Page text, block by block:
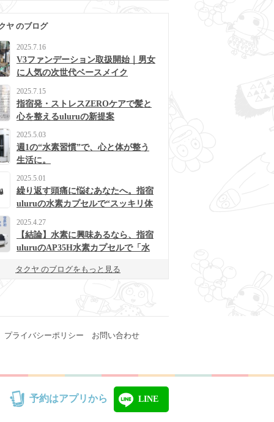
ヤ のブログ
2025.7.16
V3ファンデーション取扱開始｜男女
に人気の次世代ベースメイク
2025.7.15
指宿発・ストレスZEROケアで髪と
心を整えるuluruの新提案
2025.5.03
週1の“水素習慣”で、心と体が整う
生活に。
2025.5.01
繰り返す頭痛に悩むあなたへ。指宿
uluruの水素カプセルで“スッキリ体
2025.4.27
【結論】水素に興味あるなら、指宿
uluruのAP35H水素カプセルで「水
タクヤ のブログをもっと見る
プライバシーポリシー お問い合わせ
予約はアプリから LINE